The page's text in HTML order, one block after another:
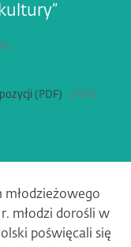
(PDF) PDF
młodzi dorośli w
poświęcali się